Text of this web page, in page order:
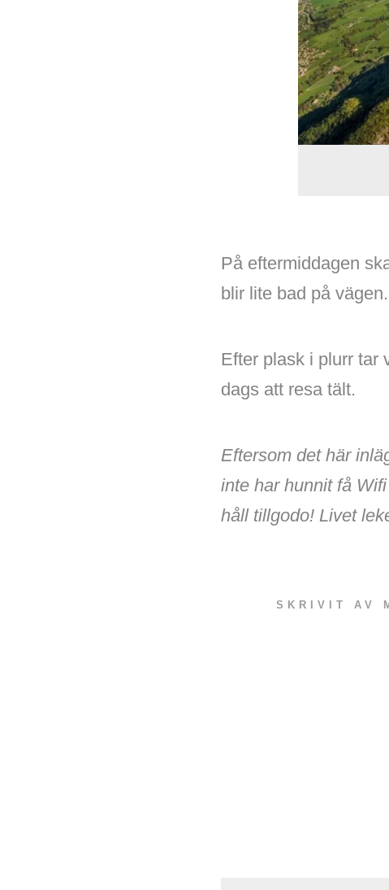
På eftermiddagen
blir lite bad på
Efter plask i plurr tar
dags att resa tält.
Eftersom det här
inte har hunnit få
håll tillgodo! Livet
SKRIVIT AV